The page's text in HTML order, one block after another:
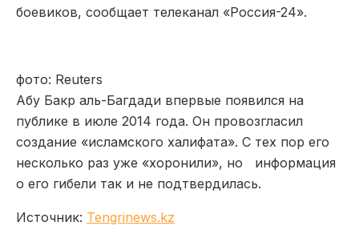
боевиков, сообщает телеканал «Россия-24».
фото: Reuters
Абу Бакр аль-Багдади впервые появился на
публике в июле 2014 года. Он провозгласил
создание «исламского халифата». С тех пор его
несколько раз уже «хоронили», но информация
о его гибели так и не подтвердилась.
Источник: Tengrinews.kz